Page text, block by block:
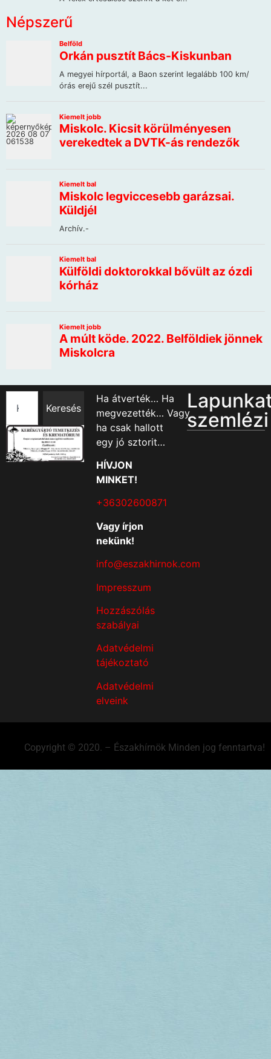
Népszerű
Keresés
Ha átverték… Ha
megvezették… Vagy
ha csak hallott
egy jó sztorit…
HÍVJON
MINKET!
+36302600871
Vagy írjon
nekünk!
info@eszakhirnok.com
Impresszum
Hozzászólás
szabályai
Adatvédelmi
tájékoztató
Adatvédelmi
elveink
szemlézi
Copyright © 2020. – Északhírnök Minden jog fenntartva!